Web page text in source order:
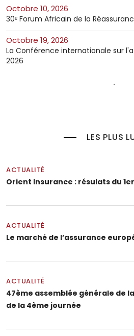
octobre 10, 2026
30ᵉ Forum Africain de la
octobre 19, 2026
La Conférence internationale sur
2026
LES PLUS
ACTUALITÉ
Orient Insurance : résulats du
ACTUALITÉ
Le marché de l’assurance
ACTUALITÉ
47ème assemblée générale de
de la 4ème journée